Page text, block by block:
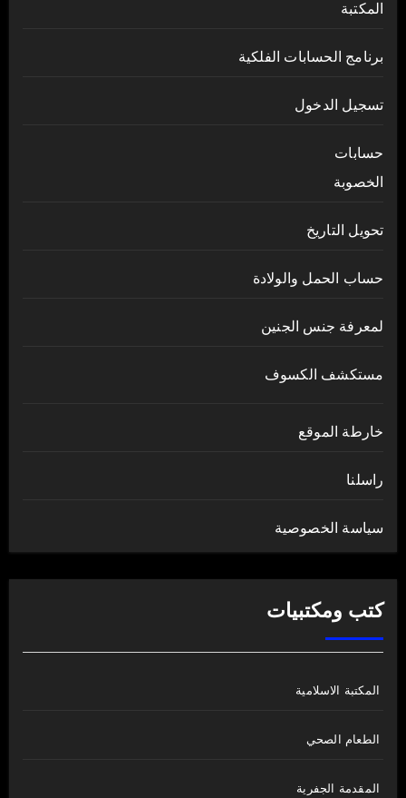
المكتبة
برنامج الحسابات الفلكية
تسجيل الدخول
حسابات
الخصوبة
تحويل التاريخ
حساب الحمل والولادة
لمعرفة جنس الجنين
مستكشف الكسوف
خارطة الموقع
راسلنا
سياسة الخصوصية
كتب ومكتبيات
المكتبة الاسلامية
الطعام الصحي
المقدمة الجفرية